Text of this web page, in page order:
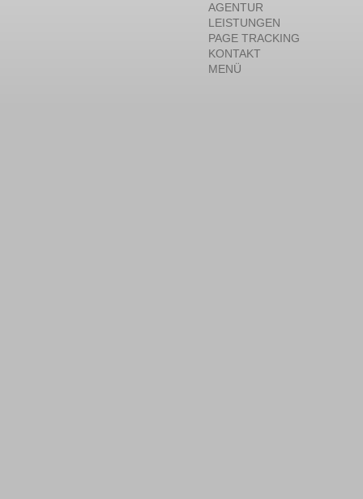
AGENTUR
LEISTUNGEN
PAGE TRACKING
KONTAKT
MENÜ